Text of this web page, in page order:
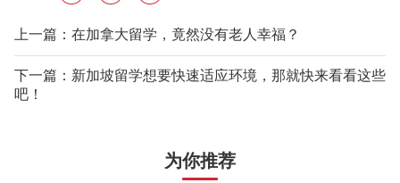
上一篇：在加拿大留学，竟然没有老人幸福？
下一篇：新加坡留学想要快速适应环境，那就快来看看这些
吧！
为你推荐